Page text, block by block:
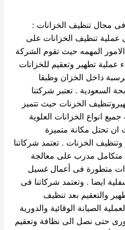
مجال تنظيف الخزانات :
عملية تنظيف الخزانات على
المهمه حيث تقوم الشركة
تطهير وتعقيم للخزانات
داخل الخزان وطبقا
السعودية . تعتبر شركتنا
الخزنات حيث تتميز
انواع الخزانات العلوية
تحتل مكانة متميزة
الخزنات . تعتمد شركاتنا
متكامل مدرب على معالجة
متطورة فى أعمال غسيل
ايضا . وتعتمد شركاتنا فى
والتعقيم بعد تنظيف
الصيانة الوقائية والدورية
حتى نصل الى نظافة وتعقيم